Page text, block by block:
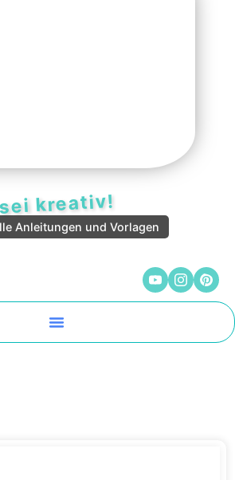
sei kreativ!
Anleitungen und Vorlagen